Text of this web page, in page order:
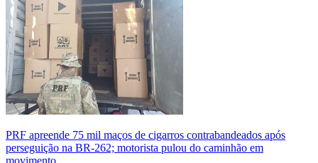
PRF apreende 75 mil maços de cigarros contrabandeados após
perseguição na BR-262; motorista pulou do caminhão em
movimento